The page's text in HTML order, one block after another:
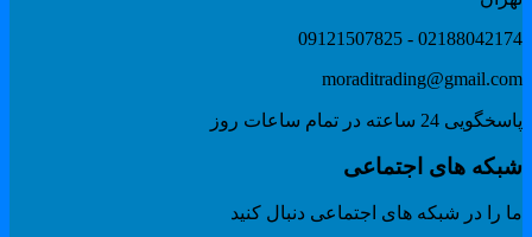
02188042174 -
24 ساعته در تمام ساعات روز
های اجتماعی
را در شبکه های اجتماعی دنبال کنید